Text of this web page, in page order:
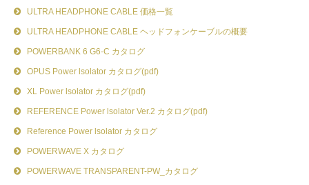
ULTRA HEADPHONE CABLE 価格一覧
ULTRA HEADPHONE CABLE ヘッドフォンケーブルの概要
POWERBANK 6 G6-C カタログ
OPUS Power lsolator カタログ(pdf)
XL Power lsolator カタログ(pdf)
REFERENCE Power lsolator Ver.2 カタログ(pdf)
Reference Power lsolator カタログ
POWERWAVE X カタログ
POWERWAVE TRANSPARENT-PW_カタログ